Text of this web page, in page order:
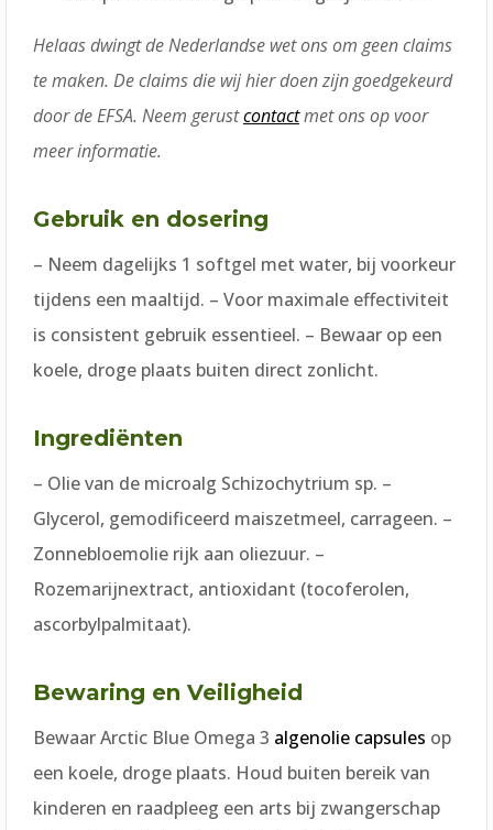
Helaas dwingt de Nederlandse wet ons om geen claims
te maken. De claims die wij hier doen zijn goedgekeurd
door de EFSA. Neem gerustcontactmet ons op voor
meer informatie.
Gebruik en dosering
– Neem dagelijks 1 softgel met water, bij voorkeur
tijdens een maaltijd. – Voor maximale effectiviteit
is consistent gebruik essentieel. – Bewaar op een
koele, droge plaats buiten direct zonlicht.
Ingrediënten
– Olie van de microalg Schizochytrium sp. –
Glycerol, gemodificeerd maiszetmeel, carrageen. –
Zonnebloemolie rijk aan oliezuur. –
Rozemarijnextract, antioxidant (tocoferolen,
ascorbylpalmitaat).
Bewaring en Veiligheid
Bewaar Arctic Blue Omega 3 algenolie capsules op
een koele, droge plaats. Houd buiten bereik van
kinderen en raadpleeg een arts bij zwangerschap